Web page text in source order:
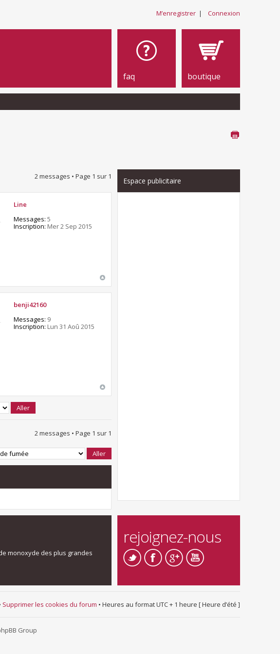
M’enregistrer | Connexion
faq boutique
2 messages • Page 1 sur 1
Line
Messages: 5
Inscription: Mer 2 Sep 2015
benji42160
Messages: 9
Inscription: Lun 31 Aoû 2015
2 messages • Page 1 sur 1
Espace publicitaire
monoxyde des plus grandes
rejoignez-nous
Supprimer les cookies du forum • Heures au format UTC + 1 heure [ Heure d’été ]
Group